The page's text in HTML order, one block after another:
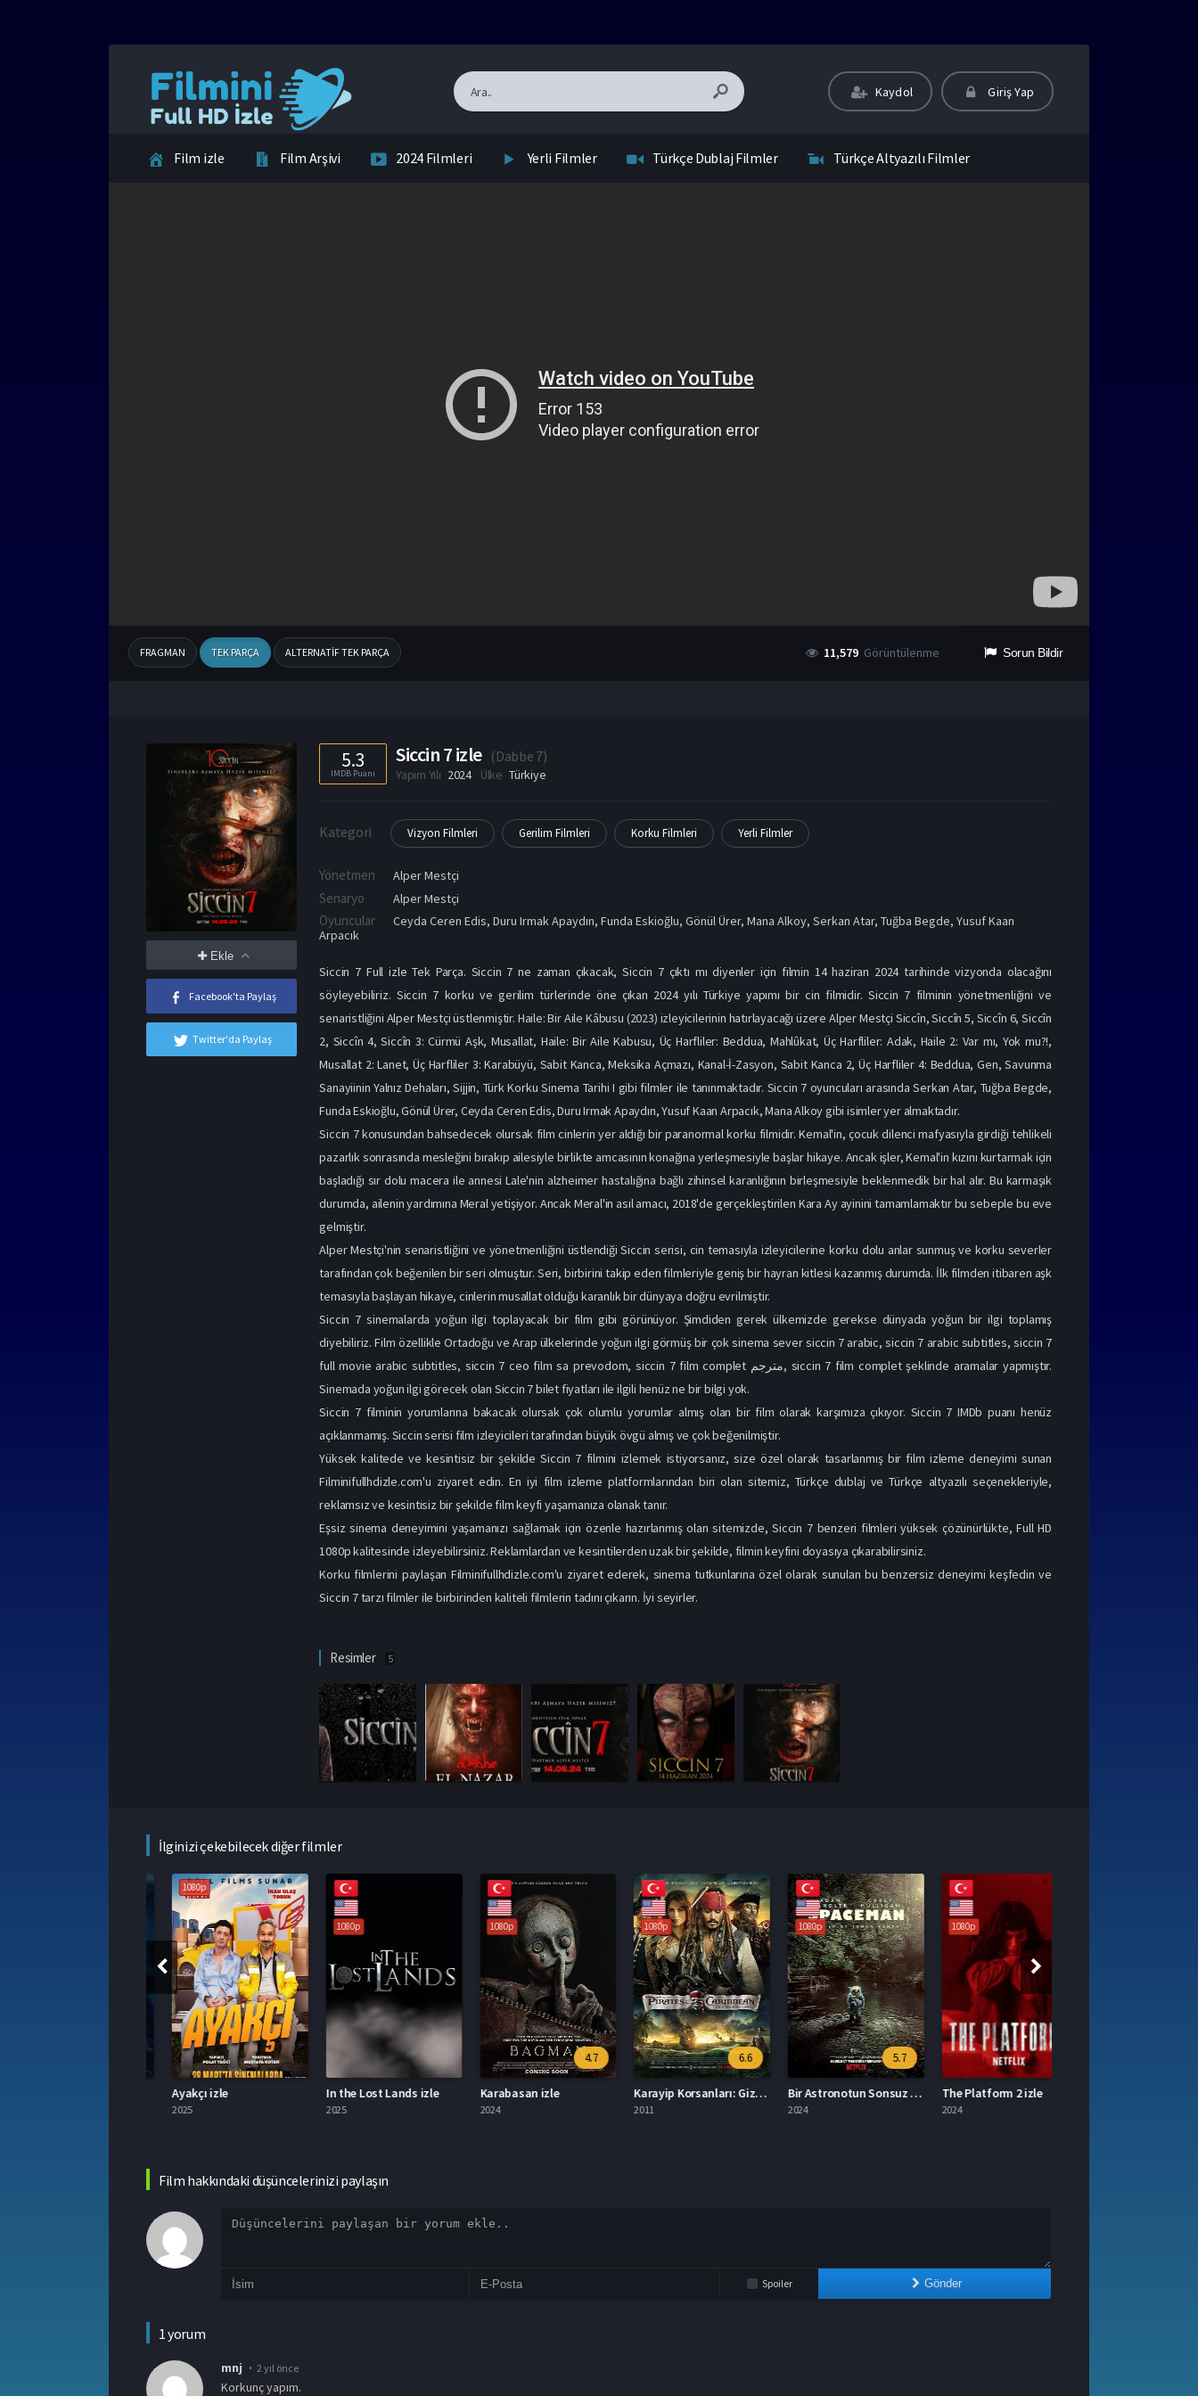
Kaydol Giriş Yap
Film izle Film Arşivi 2024 Filmleri Yerli Filmler Türkçe Dublaj Filmler Türkçe Altyazılı Filmler
FRAGMAN TEK PARÇA ALTERNATIF TEK PARÇA 11,579 Görüntülenme Sorun Bildir
Ekle
Facebook'ta Paylaş
Twitter'da Paylaş
5.3
IMDB Puanı
Siccin 7 izle (Dabbe 7)
Yapım Yılı 2024 Ülke Türkiye
Kategori Vizyon Filmleri Gerilim Filmleri Korku Filmleri Yerli Filmler
Yönetmen Alper Mestçi
Senaryo Alper Mestçi
Oyuncular Ceyda Ceren Edis,Duru Irmak Apaydın,Funda Eskioğlu,Gönül Ürer,Mana Alkoy,Serkan Atar,Tuğba Begde,Yusuf Kaan
Arpacık
Siccin 7 Full izle Tek Parça. Siccin 7 ne zaman çıkacak, Siccin 7 çıktı mı diyenler için filmin 14 haziran 2024 tarihinde vizyonda olacağını
söyleyebiliriz. Siccin 7 korku ve gerilim türlerinde öne çıkan 2024 yılı Türkiye yapımı bir cin filmidir. Siccin 7 filminin yönetmenliğini ve
senaristliğini Alper Mestçi üstlenmiştir. Haile: Bir Aile Kâbusu (2023) izleyicilerinin hatırlayacağı üzere Alper Mestçi Siccîn, Siccîn 5, Siccîn 6, Siccîn
2, Siccîn 4, Siccîn 3: Cürmü Aşk, Musallat, Haile: Bir Aile Kabusu, Üç Harfliler: Beddua, Mahlûkat, Üç Harfliler: Adak, Haile 2: Var mı, Yok mu?!,
Musallat 2: Lanet, Üç Harfliler 3: Karabüyü, Sabit Kanca, Meksika Açmazı, Kanal-İ-Zasyon, Sabit Kanca 2, Üç Harfliler 4: Beddua, Gen, Savunma
Sanayiinin Yalnız Dehaları, Sijjin, Türk Korku Sinema Tarihi I gibi filmler ile tanınmaktadır. Siccin 7 oyuncuları arasında Serkan Atar, Tuğba Begde,
Funda Eskioğlu, Gönül Ürer, Ceyda Ceren Edis, Duru Irmak Apaydın, Yusuf Kaan Arpacık, Mana Alkoy gibi isimler yer almaktadır.
Siccin 7 konusundan bahsedecek olursak film cinlerin yer aldığı bir paranormal korku filmidir. Kemal'in, çocuk dilenci mafyasıyla girdiği tehlikeli
pazarlık sonrasında mesleğini bırakıp ailesiyle birlikte amcasının konağına yerleşmesiyle başlar hikaye. Ancak işler, Kemal'in kızını kurtarmak için
başladığı sır dolu macera ile annesi Lale'nin alzheimer hastalığına bağlı zihinsel karanlığının birleşmesiyle beklenmedik bir hal alır. Bu karmaşık
durumda, ailenin yardımına Meral yetişiyor. Ancak Meral'in asıl amacı, 2018'de gerçekleştirilen Kara Ay ayinini tamamlamaktır bu sebeple bu eve
gelmiştir.
Alper Mestçi'nin senaristliğini ve yönetmenliğini üstlendiği Siccin serisi, cin temasıyla izleyicilerine korku dolu anlar sunmuş ve korku severler
tarafından çok beğenilen bir seri olmuştur. Seri, birbirini takip eden filmleriyle geniş bir hayran kitlesi kazanmış durumda. İlk filmden itibaren aşk
temasıyla başlayan hikaye, cinlerin musallat olduğu karanlık bir dünyaya doğru evrilmiştir.
Siccin 7 sinemalarda yoğun ilgi toplayacak bir film gibi görünüyor. Şimdiden gerek ülkemizde gerekse dünyada yoğun bir ilgi toplamış
diyebiliriz. Film özellikle Ortadoğu ve Arap ülkelerinde yoğun ilgi görmüş bir çok sinema sever siccin 7 arabic, siccin 7 arabic subtitles, siccin 7
full movie arabic subtitles, siccin 7 ceo film sa prevodom, siccin 7 film complet مترجم, siccin 7 film complet şeklinde aramalar yapmıştır.
Sinemada yoğun ilgi görecek olan Siccin 7 bilet fiyatları ile ilgili henüz ne bir bilgi yok.
Siccin 7 filminin yorumlarına bakacak olursak çok olumlu yorumlar almış olan bir film olarak karşımıza çıkıyor. Siccin 7 IMDb puanı henüz
açıklanmamış. Siccin serisi film izleyicileri tarafından büyük övgü almış ve çok beğenilmiştir.
Yüksek kalitede ve kesintisiz bir şekilde Siccin 7 filmini izlemek istiyorsanız, size özel olarak tasarlanmış bir film izleme deneyimi sunan
Filminifullhdizle.com'u ziyaret edin. En iyi film izleme platformlarından biri olan sitemiz, Türkçe dublaj ve Türkçe altyazılı seçenekleriyle,
reklamsız ve kesintisiz bir şekilde film keyfi yaşamanıza olanak tanır.
Eşsiz sinema deneyimini yaşamanızı sağlamak için özenle hazırlanmış olan sitemizde, Siccin 7 benzeri filmleri yüksek çözünürlükte, Full HD
1080p kalitesinde izleyebilirsiniz. Reklamlardan ve kesintilerden uzak bir şekilde, filmin keyfini doyasıya çıkarabilirsiniz.
Korku filmlerini paylaşan Filminifullhdizle.com'u ziyaret ederek, sinema tutkunlarına özel olarak sunulan bu benzersiz deneyimi keşfedin ve
Siccin 7 tarzı filmler ile birbirinden kaliteli filmlerin tadını çıkarın. İyi seyirler.
Resimler 5
İlginizi çekebilecek diğer filmler
1080p
Ayakçı izle In the Lost Lands izle
4.7
Karabasan izle
1080p
6.6
Karayip Korsanları: Gizemli Denizlerde izle
1080p
5.7
Bir Astronotun Sonsuz Yolculuğu izle The Platform 2 izle
Film hakkındaki düşüncelerinizi paylaşın
Spoiler Gönder
1 yorum
mnj 2 yıl önce
korkunç yapım.